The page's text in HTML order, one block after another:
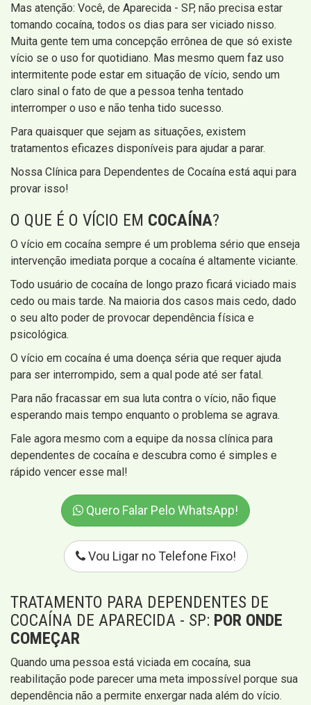
Mas atenção: Você, de Aparecida - SP, não precisa estar
tomando cocaína, todos os dias para ser viciado nisso.
Muita gente tem uma concepção errônea de que só existe
vício se o uso for quotidiano. Mas mesmo quem faz uso
intermitente pode estar em situação de vício, sendo um
claro sinal o fato de que a pessoa tenha tentado
interromper o uso e não tenha tido sucesso.
Para quaisquer que sejam as situações, existem
tratamentos eficazes disponíveis para ajudar a parar.
Nossa Clínica para Dependentes de Cocaína está aqui para
provar isso!
O QUE É O VÍCIO EM COCAÍNA?
O vício em cocaína sempre é um problema sério que enseja
intervenção imediata porque a cocaína é altamente viciante.
Todo usuário de cocaína de longo prazo ficará viciado mais
cedo ou mais tarde. Na maioria dos casos mais cedo, dado
o seu alto poder de provocar dependência física e
psicológica.
O vício em cocaína é uma doença séria que requer ajuda
para ser interrompido, sem a qual pode até ser fatal.
Para não fracassar em sua luta contra o vício, não fique
esperando mais tempo enquanto o problema se agrava.
Fale agora mesmo com a equipe da nossa clínica para
dependentes de cocaína e descubra como é simples e
rápido vencer esse mal!
Quero Falar Pelo WhatsApp!
Vou Ligar no Telefone Fixo!
TRATAMENTO PARA DEPENDENTES DE
COCAÍNA DE APARECIDA - SP: POR ONDE
COMEÇAR
Quando uma pessoa está viciada em cocaína, sua
reabilitação pode parecer uma meta impossível porque sua
dependência não a permite enxergar nada além do vício.